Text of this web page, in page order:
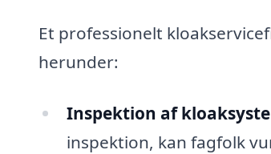
Et professionelt
herunder:
Inspektion af
inspektion, kan fagfolk